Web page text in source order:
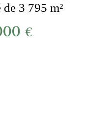
3 795 m²
€